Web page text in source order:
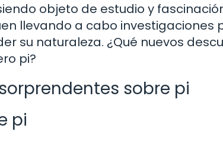
objeto de estudio y
llevando a cabo
su naturaleza. ¿Qué nuevos
pi?
sobre pi
pi